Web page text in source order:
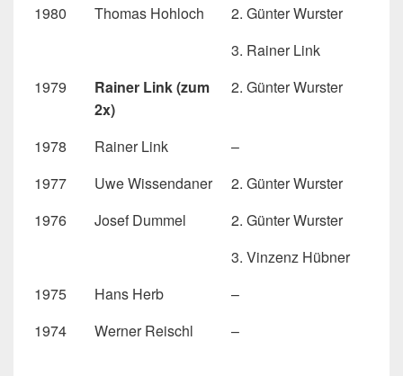
1980 Thomas Hohloch
2. Günter Wurster
3. Rainer Link
1979
Rainer Link (zum
2x)
2. Günter Wurster
1978 Rainer Link
–
1977
Uwe Wissendaner
2. Günter Wurster
1976
Josef Dummel
2. Günter Wurster
3. Vinzenz Hübner
1975
Hans Herb
–
1974
Werner Reischl –